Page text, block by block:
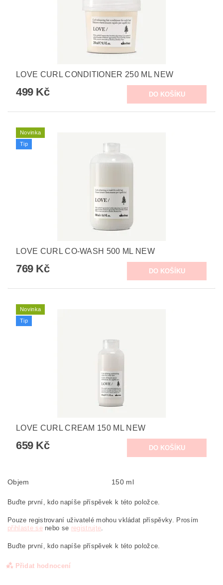
LOVE CURL CONDITIONER 250 ML NEW
499 Kč
Novinka
Tip
LOVE CURL CO-WASH 500 ML NEW
769 Kč
Novinka
Tip
LOVE CURL CREAM 150 ML NEW
659 Kč
Objem 150 ml
Buďte první, kdo napíše příspěvek k této položce.
Pouze registrovaní uživatelé mohou vkládat příspěvky. Prosím
přihlaste senebo se registrujte.
Buďte první, kdo napíše příspěvek k této položce.
Přidat hodnocení